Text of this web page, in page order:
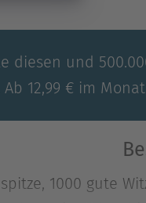
diesen und
Ab 12,99 € im
1000 gute